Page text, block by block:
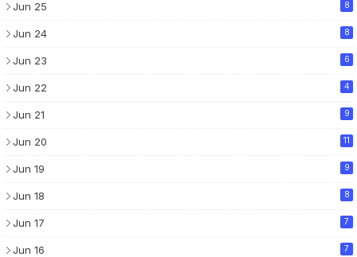
Jun 25 8
Jun 24 8
Jun 23 6
Jun 22 4
Jun 21 9
Jun 20 11
Jun 19 9
Jun 18 8
Jun 17 7
Jun 16 7